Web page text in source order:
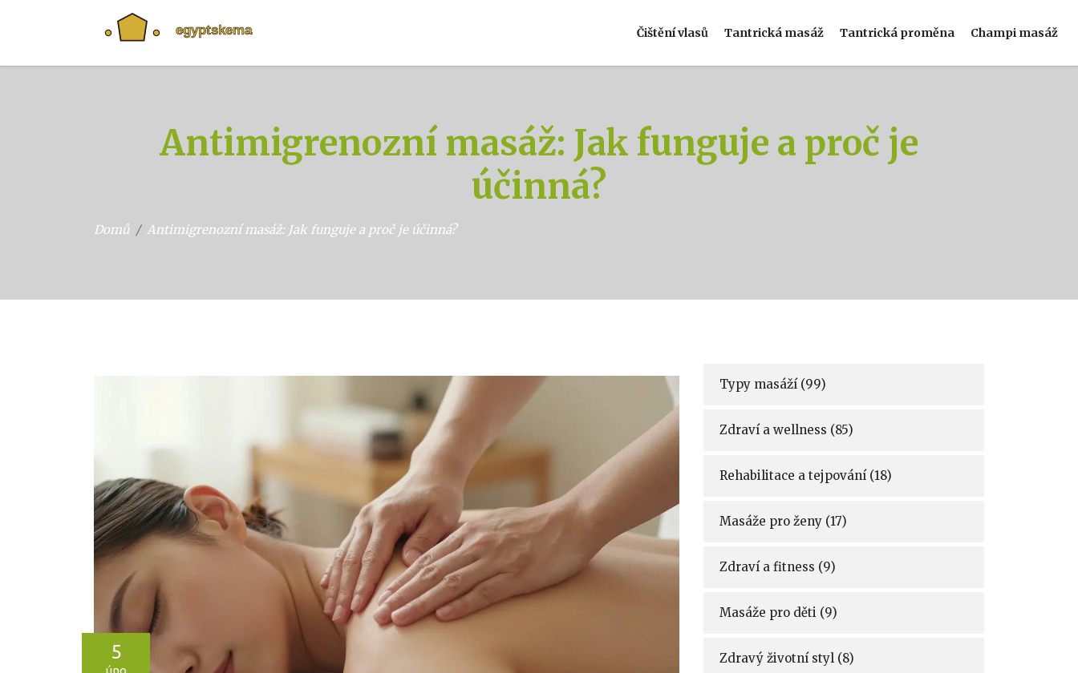
Čištění vlasů Tantrická masáž Tantrická proměna Champi masáž
Antimigrenozní masáž: Jak funguje a proč je
účinná?
Domů Antimigrenozní masáž: Jak funguje a proč je účinná?
5
úno
Typy masáží (99)
Zdraví a wellness (85)
Rehabilitace a tejpování (18)
Masáže pro ženy (17)
Zdraví a fitness (9)
Masáže pro děti (9)
Zdravý životní styl (8)